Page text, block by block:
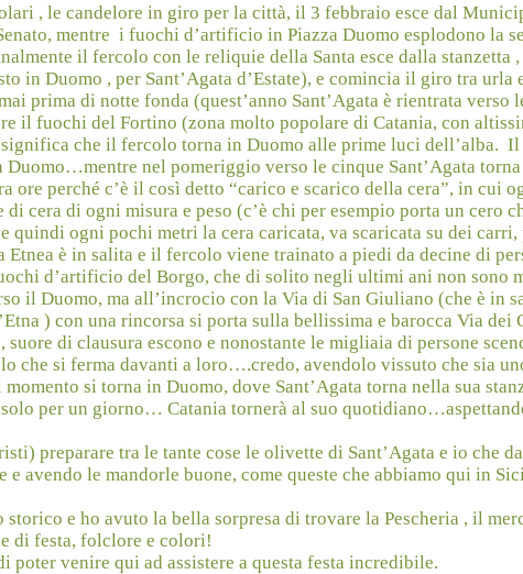
, le candelore in giro per la città, il 3 febbraio esce dal
mentre i fuochi d’artificio in Piazza Duomo esplodono la
il fercolo con le reliquie della Santa esce dalla stanzetta
in Duomo , per Sant’Agata d’Estate), e comincia il giro tra urla
prima di notte fonda (quest’anno Sant’Agata è rientrata verso
il fuochi del Fortino (zona molto popolare di Catania, con
che il fercolo torna in Duomo alle prime luci dell’alba. Il
nel pomeriggio verso le cinque Sant’Agata
ore perché c’è il così detto “carico e scarico della cera”, in cui
cera di ogni misura e peso (c’è chi per esempio porta un cero
ogni pochi metri la cera caricata, va scaricata su dei carri,
è in salita e il fercolo viene trainato a piedi da decine di
d’artificio del Borgo, che di solito negli ultimi ani non sono
il Duomo, ma all’incrocio con la Via di San Giuliano (che è in
) con una rincorsa si porta sulla bellissima e barocca Via dei
di clausura escono e nonostante le migliaia di persone
che si ferma davanti a loro….credo, avendolo vissuto che sia
si torna in Duomo, dove Sant’Agata torna nella sua
per un giorno… Catania tornerà al suo
preparare tra le tante cose le olivette di Sant’Agata e io che da
e avendo le mandorle buone, come queste che abbiamo qui in
e ho avuto la bella sorpresa di trovare la Pescheria , il
di festa, folclore e colori!
venire qui ad assistere a questa festa incredibile.